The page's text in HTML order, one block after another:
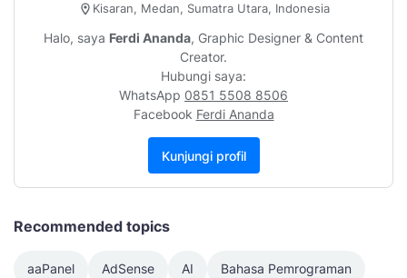
Kisaran, Medan, Sumatra Utara, Indonesia
Halo, saya Ferdi Ananda, Graphic Designer & Content
Creator.
Hubungi saya:
WhatsApp 0851 5508 8506
Facebook Ferdi Ananda
Kunjungi profil
Recommended topics
aaPanel AdSense AI Bahasa Pemrograman